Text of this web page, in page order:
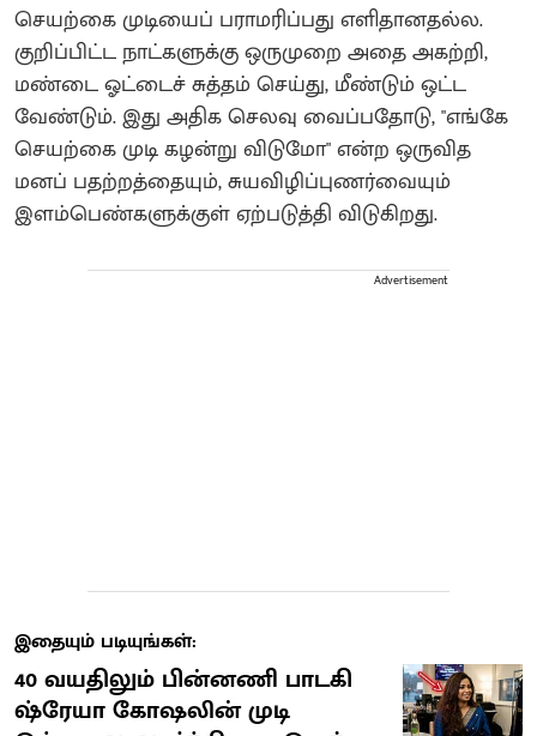
​செயற்கை முடியைப் பராமரிப்பது எளிதானதல்ல.
குறிப்பிட்ட நாட்களுக்கு ஒருமுறை அதை அகற்றி,
மண்டை ஓட்டைச் சுத்தம் செய்து, மீண்டும் ஒட்ட
வேண்டும். இது அதிக செலவு வைப்பதோடு, "எங்கே
செயற்கை முடி கழன்று விடுமோ" என்ற ஒருவித
மனப் பதற்றத்தையும், சுயவிழிப்புணர்வையும்
இளம்பெண்களுக்குள் ஏற்படுத்தி விடுகிறது.
Advertisement
இதையும் படியுங்கள்:
40 வயதிலும் பின்னணி பாடகி
ஷ்ரேயா கோஷலின் முடி